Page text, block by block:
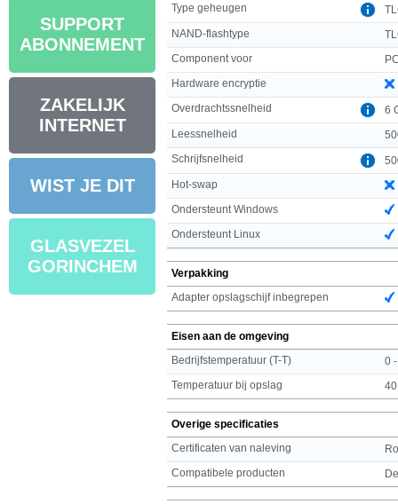
SUPPORT
ABONNEMENT
ZAKELIJK
INTERNET
WIST JE DIT
GLASVEZEL
GORINCHEM
Type geheugen
NAND-flashtype
Component voor
Hardware encryptie
Overdrachtssnelheid
6
Leessnelheid
Schrijfsnelheid
Hot-swap
Ondersteunt Windows
Ondersteunt Linux
Verpakking
Adapter opslagschijf inbegrepen
Eisen aan de omgeving
Bedrijfstemperatuur (T-T)
0
Temperatuur bij opslag
Overige specificaties
Certificaten van naleving
Compatibele producten